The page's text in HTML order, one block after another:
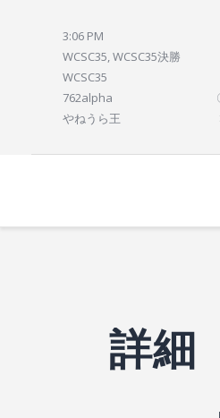
3:06 PM
WCSC35, WCSC35決勝
WCSC35
762alpha
やねうら王
詳細